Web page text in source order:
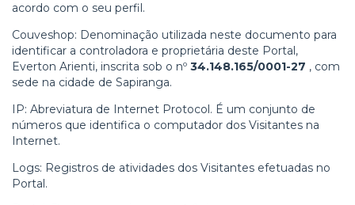
acordo com o seu perfil.
Couveshop: Denominação utilizada neste documento para
identificar a controladora e proprietária deste Portal,
Everton Arienti, inscrita sob o nº 34.148.165/0001-27 , com
sede na cidade de Sapiranga.
IP: Abreviatura de Internet Protocol. É um conjunto de
números que identifica o computador dos Visitantes na
Internet.
Logs: Registros de atividades dos Visitantes efetuadas no
Portal.